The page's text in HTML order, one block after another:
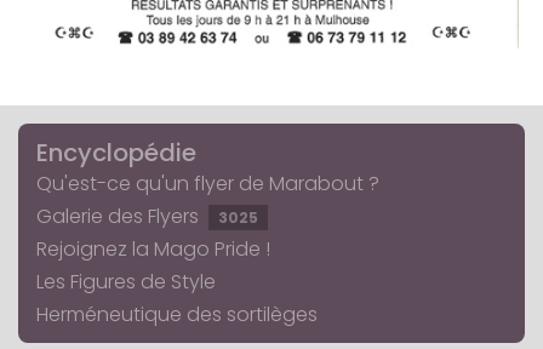
Encyclopédie
Qu'est-ce qu'un flyer de Marabout ?
Galerie des Flyers
3025
Rejoignez la Mago Pride !
Les Figures de Style
Herméneutique des sortilèges